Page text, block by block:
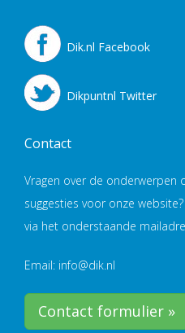
Dik.nl Facebook
Dikpuntnl Twitter
Contact
Vragen over de onderwerpen
suggesties voor onze
via het onderstaande
Email: info@dik.nl
Contact formulier »